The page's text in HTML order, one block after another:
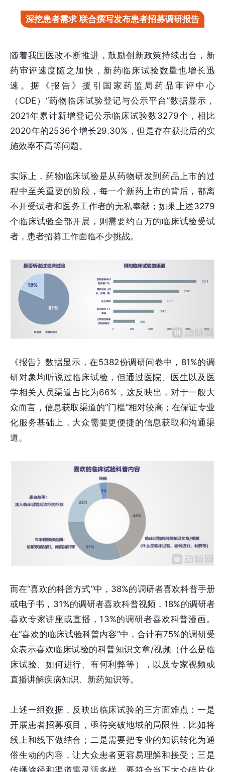
深挖患者需求 联合撰写发布患者招募调研报告
随着我国医改不断推进，鼓励创新政策持续出台，新
药审评速度随之加快，新药临床试验数量也增长迅
速。据《报告》援引国家药监局药品审评中心
（CDE）“药物临床试验登记与公示平台”数据显示，
2021年累计新增登记公示临床试验数3279个，相比
2020年的2536个增长29.30%，但是存在获批后的实
施效率不高等问题。
实际上，药物临床试验是从药物研发到药品上市的过
程中至关重要的阶段，每一个新药上市的背后，都离
不开受试者和医务工作者的无私奉献；如果上述3279
个临床试验全部开展，则需要约百万的临床试验受试
者，患者招募工作面临不少挑战。
《报告》数据显示，在5382份调研问卷中，81%的调
研对象均听说过临床试验，但通过医院、医生以及医
学相关人员渠道占比为66%，这反映出，对于一般大
众而言，信息获取渠道的“门槛”相对较高；在保证专业
化服务基础上，大众需要更便捷的信息获取和沟通渠
道。
而在“喜欢的科普方式”中，38%的调研者喜欢科普手册
或电子书，31%的调研者喜欢科普视频，18%的调研者
喜欢专家讲座或直播，13%的调研者喜欢科普漫画。
在“喜欢的临床试验科普内容”中，合计有75%的调研受
众表示喜欢临床试验的科普知识文章/视频（什么是临
床试验、如何进行、有何利弊等），以及专家视频或
直播讲解疾病知识、新药知识等。
上述一组数据，反映出临床试验的三方面难点：一是
开展患者招募项目，亟待突破地域的局限性，比如将
线上和线下做结合；二是需要把专业的知识转化为通
俗生动的内容，让大众患者更容易理解和接受；三是